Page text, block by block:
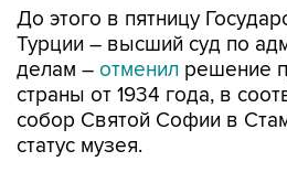
делам –отменилрешение
страны от 1934 года, в
собор Святой Софии в
статус музея.
Дискуссия вокруг